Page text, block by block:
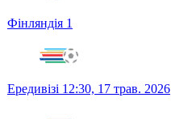
Фінляндія 1
Ередивізі 12:30, 17 трав. 2026